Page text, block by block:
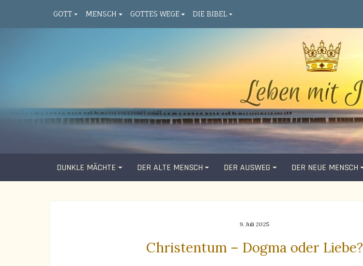
GOTT MENSCH GOTTES WEGE DIE BIBEL
DUNKLE MÄCHTE DER ALTE MENSCH DER AUSWEG DER NEUE MENSCH
9. Juli 2025
Christentum – Dogma oder Liebe?